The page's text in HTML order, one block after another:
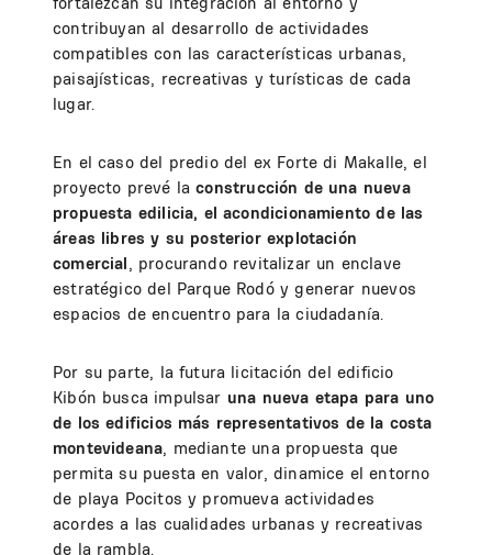
contribuyan al desarrollo de actividades
compatibles con las características urbanas,
paisajísticas, recreativas y turísticas de cada
lugar.
En el caso del predio del ex Forte di Makalle, el
proyecto prevé la construcción de una nueva
propuesta edilicia, el acondicionamiento de las
áreas libres y su posterior explotación
comercial, procurando revitalizar un enclave
estratégico del Parque Rodó y generar nuevos
espacios de encuentro para la ciudadanía.
Por su parte, la futura licitación del edificio
Kibón busca impulsar una nueva etapa para uno
de los edificios más representativos de la costa
montevideana, mediante una propuesta que
permita su puesta en valor, dinamice el entorno
de playa Pocitos y promueva actividades
acordes a las cualidades urbanas y recreativas
de la rambla.